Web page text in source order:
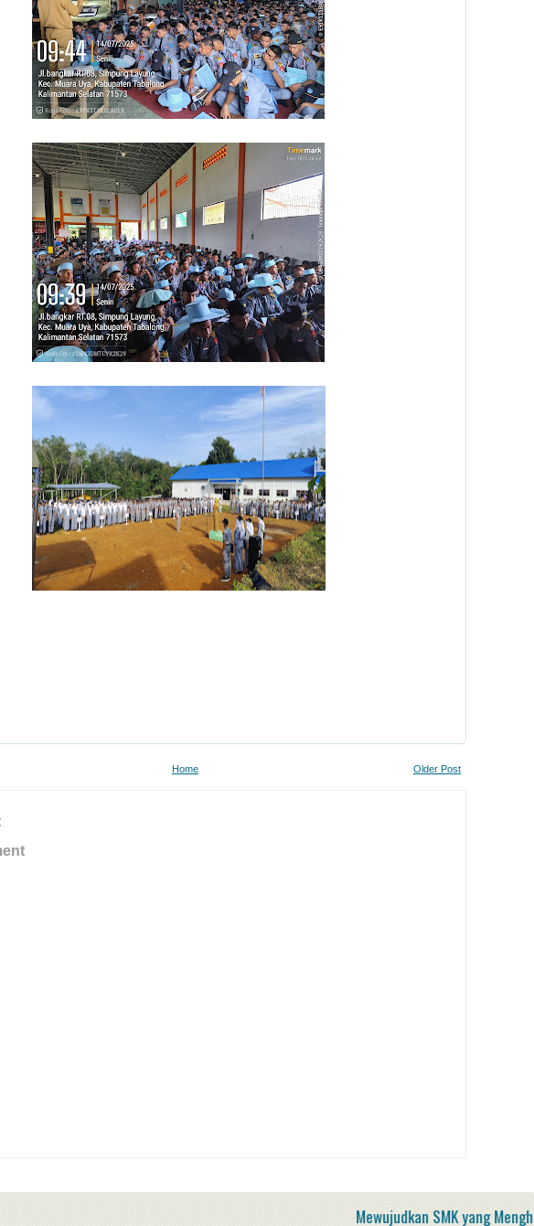
Older Post
Home
Mewujudkan SMK yang